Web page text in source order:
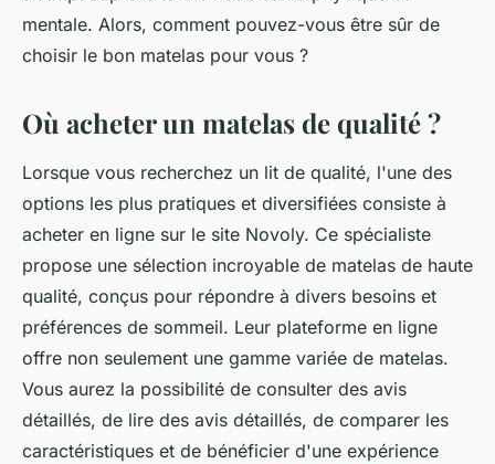
mentale. Alors, comment pouvez-vous être sûr de
choisir le bon matelas pour vous ?
Où acheter un matelas de qualité ?
Lorsque vous recherchez un lit de qualité, l'une des
options les plus pratiques et diversifiées consiste à
acheter en ligne sur le site Novoly. Ce spécialiste
propose une sélection incroyable de matelas de haute
qualité, conçus pour répondre à divers besoins et
préférences de sommeil. Leur plateforme en ligne
offre non seulement une gamme variée de matelas.
Vous aurez la possibilité de consulter des avis
détaillés, de lire des avis détaillés, de comparer les
caractéristiques et de bénéficier d'une expérience